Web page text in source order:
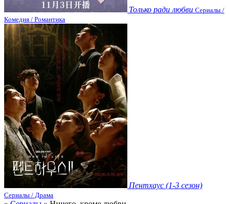
Только ради любви Сериалы /
Комедия / Романтика
Пентхаус (1-3 сезон)
Сериалы / Драма